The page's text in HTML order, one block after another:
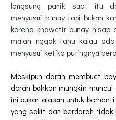
langsung panik saat itu
menyusui bunay tapi bukan
karena khawatir bunay hisap
malah nggak tahu kalau
menyusui ketika putingnya
Meskipun darah membuat
darah bahkan mungkin
ini bukan alasan untuk
yang sakit dan berdarah tidak